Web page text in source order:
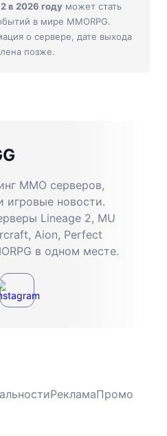
в 2026 году может стать
в мире MMORPG.
о сервере, дате выхода
позже.
MMO серверов,
игровые новости.
Lineage 2, MU
Aion, Perfect
в одном месте.
РекламаПромо